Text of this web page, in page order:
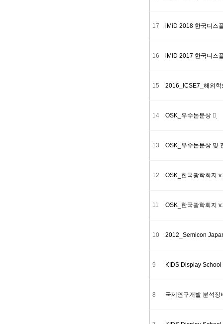
17 iMiD 2018 한국디스
16 iMiD 2017 한국디스
15 2016_ICSE7_해외
14 OSK_우수논문상
13 OSK_우수논문상 및
12 OSK_한국광학회지
11 OSK_한국광학회지
10 2012_Semicon
9 KIDS Display
8 국제연구개발 분석